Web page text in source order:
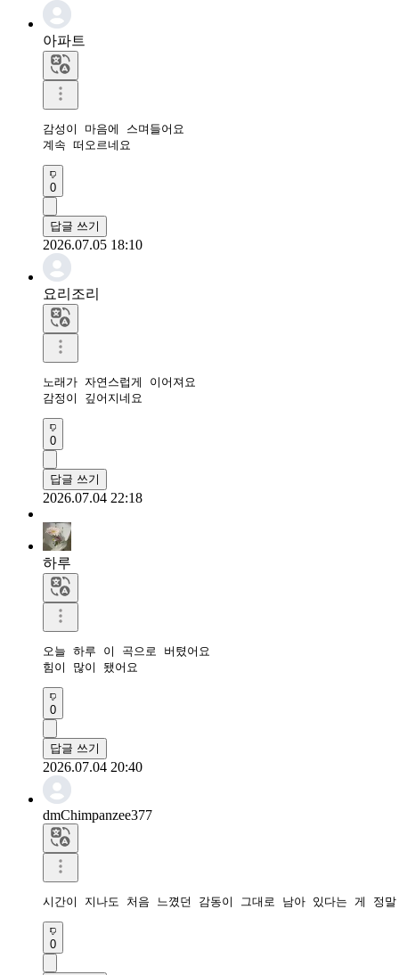
아파트
감성이 마음에 스며들어요
계속 떠오르네요
0
답글 쓰기
2026.07.05 18:10
요리조리
노래가 자연스럽게 이어져요
감정이 깊어지네요
0
답글 쓰기
2026.07.04 22:18
하루
오늘 하루 이 곡으로 버텼어요
힘이 많이 됐어요
0
답글 쓰기
2026.07.04 20:40
dmChimpanzee377
시간이 지나도 처음 느꼈던 감동이 그대로 남아 있다는 게 정
0